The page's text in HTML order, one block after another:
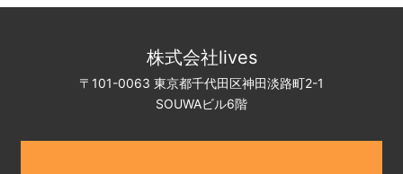
株式会社lives
〒101-0063 東京都千代田区神田淡路町2-1
SOUWAビル6階